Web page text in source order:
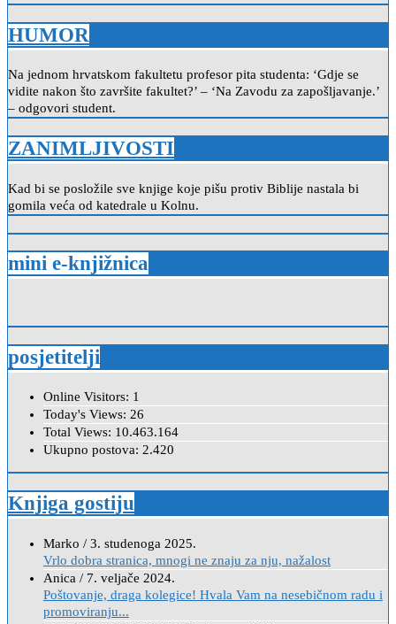
HUMOR
Na jednom hrvatskom fakultetu profesor pita studenta: ‘Gdje se
vidite nakon što završite fakultet?’ – ‘Na Zavodu za zapošljavanje.’
– odgovori student.
ZANIMLJIVOSTI
Kad bi se posložile sve knjige koje pišu protiv Biblije nastala bi
gomila veća od katedrale u Kolnu.
mini e-knjižnica
posjetitelji
Online Visitors: 1
Today's Views: 26
Total Views: 10.463.164
Ukupno postova: 2.420
Knjiga gostiju
Marko / 3. studenoga 2025.
Vrlo dobra stranica, mnogi ne znaju za nju, nažalost
Anica / 7. veljače 2024.
Poštovanje, draga kolegice! Hvala Vam na nesebičnom radu i
promoviranju...